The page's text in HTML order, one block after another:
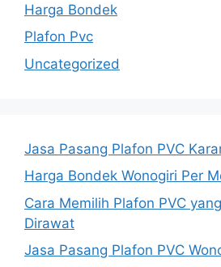
Harga Bondek
Plafon Pvc
Uncategorized
Jasa Pasang Plafon PVC
Harga Bondek Wonogiri Per
Cara Memilih Plafon PVC
Dirawat
Jasa Pasang Plafon PVC